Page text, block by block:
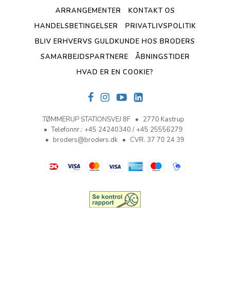
ARRANGEMENTER
KONTAKT OS
HANDELSBETINGELSER
PRIVATLIVSPOLITIK
BLIV ERHVERVS GULDKUNDE HOS BRODERS
SAMARBEJDSPARTNERE
ÅBNINGSTIDER
HVAD ER EN COOKIE?
TØMMERUP STATIONSVEJ 8F
2770 Kastrup
Telefonnr.: +45 24240340 / +45 25556279
broders@broders.dk
CVR. 37 70 24 39